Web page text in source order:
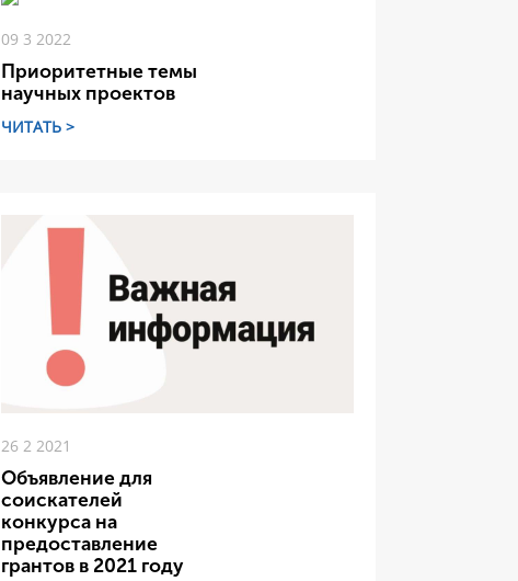
09 3 2022
Приоритетные темы
научных проектов
ЧИТАТЬ >
26 2 2021
Объявление для
соискателей
конкурса на
предоставление
грантов в 2021 году